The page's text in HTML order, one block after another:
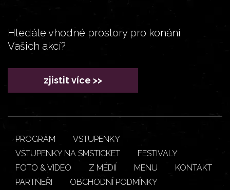
Hledáte vhodné prostory pro konání
Vašich akcí?
zjistit více >>
PROGRAM
VSTUPENKY
VSTUPENKY NA SMSTICKET
FESTIVALY
FOTO & VIDEO
Z MÉDIÍ MENU
KONTAKT
PARTNEŘI
OBCHODNÍ PODMÍNKY